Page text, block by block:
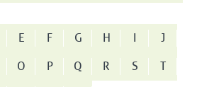
E F G H I
J
O P Q R S
T